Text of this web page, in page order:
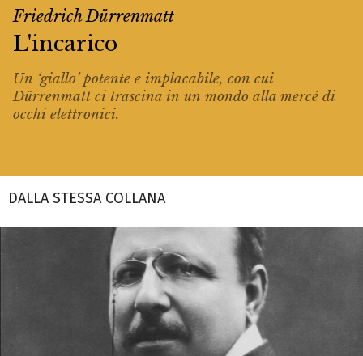
Friedrich Dürrenmatt
L'incarico
Un ‘giallo’ potente e implacabile, con cui
Dürrenmatt ci trascina in un mondo alla mercé di
occhi elettronici.
DALLA STESSA COLLANA